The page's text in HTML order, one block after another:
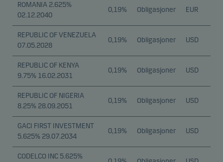
ROMANIA 2.625%
02.12.2040
0,19% Obligasjoner EUR
REPUBLIC OF VENEZUELA
07.05.2028
0,19% Obligasjoner USD
REPUBLIC OF KENYA
9.75% 16.02.2031
0,19% Obligasjoner USD
REPUBLIC OF NIGERIA
8.25% 28.09.2051
0,19% Obligasjoner USD
GACI FIRST INVESTMENT
5.625% 29.07.2034
0,19% Obligasjoner USD
CODELCO INC 5.625%